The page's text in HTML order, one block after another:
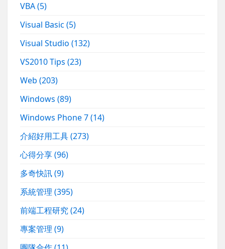
VBA(5)
Visual Basic(5)
Visual Studio(132)
VS2010 Tips(23)
Web(203)
Windows(89)
Windows Phone 7(14)
介紹好用工具(273)
心得分享(96)
多奇快訊(9)
系統管理(395)
前端工程研究(24)
專案管理(9)